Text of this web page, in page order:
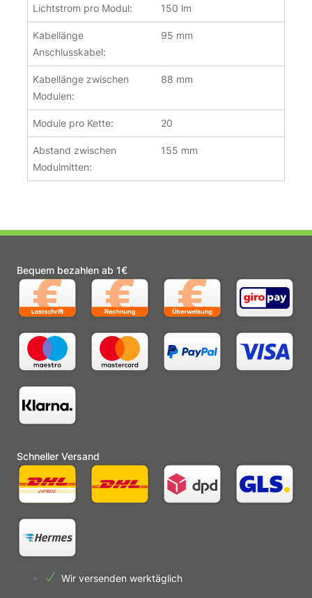
Lichtstrom pro Modul: 150 lm
Kabellänge
Anschlusskabel:
95 mm
Kabellänge zwischen
Modulen:
88 mm
Module pro Kette: 20
Abstand zwischen
Modulmitten:
155 mm
Bequem bezahlen ab 1€
Schneller Versand
Wir versenden werktäglich